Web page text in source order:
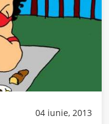
04 iunie, 2013